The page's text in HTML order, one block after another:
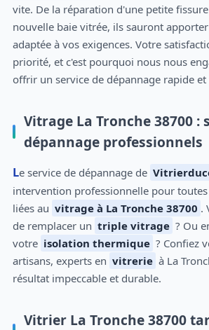
vite. De la réparation d'une petite
nouvelle baie vitrée, ils sauront
adaptée à vos exigences. Votre
priorité, et c'est pourquoi nous nous
offrir un service de dépannage rapide et
Vitrage La Tronche 38700 :
dépannage professionnels
Le service de dépannage de
intervention professionnelle pour
liées au vitrage à La Tronche 38700 .
de remplacer un triple vitrage ? Ou
votre isolation thermique ? Confiez
artisans, experts en vitrerie à La
résultat impeccable et durable.
Vitrier La Tronche 38700